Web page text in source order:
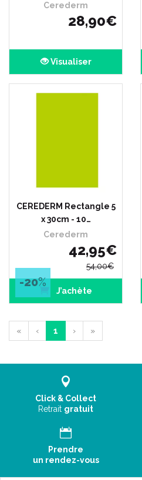
Cerederm
28,90€
Visualiser
CEREDERM Rectangle 5
x 30cm - 10…
Cerederm
42,95€
54,00€
-20%
J’achète
« ‹ 1 › »
Click & Collect
Retrait gratuit
Prendre
un rendez-vous